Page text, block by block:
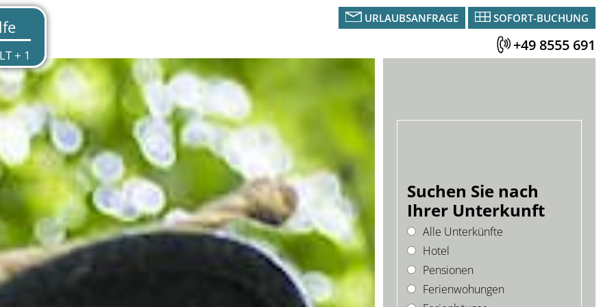
URLAUBSANFRAGE SOFORT-BUCHUNG
+49 8555 691
Suchen Sie nach
Ihrer Unterkunft
Alle Unterkünfte
Hotel
Pensionen
Ferienwohungen